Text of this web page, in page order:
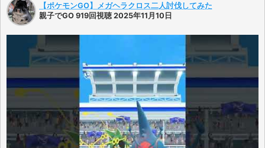
【ポケモンGO】メガヘラクロス二人討伐してみた
親子でGO 919回視聴 2025年11月10日